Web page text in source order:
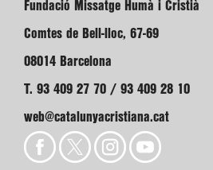
Fundació Missatge Humà i Cristià
Comtes de Bell-lloc, 67-69
08014 Barcelona
T. 93 409 27 70 / 93 409 28 10
web@catalunyacristiana.cat